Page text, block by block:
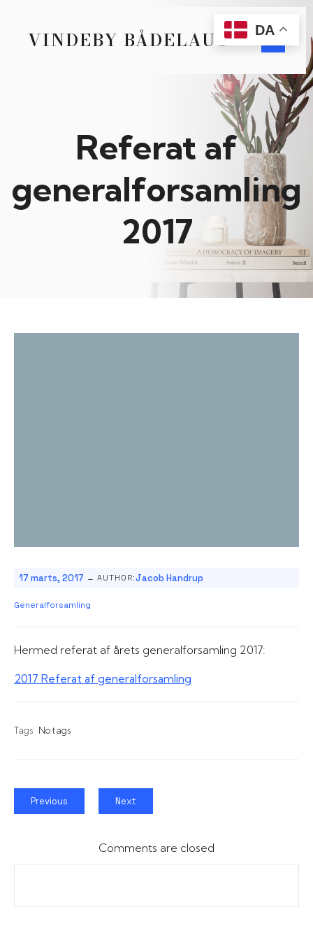
VINDEBY BÅDELAUG
Referat af
generalforsamling
2017
17 marts, 2017 - AUTHOR:Jacob Handrup
Generalforsamling
Hermed referat af årets generalforsamling 2017:
2017 Referat af generalforsamling
Tags: No tags
Previous Next
Comments are closed
DA